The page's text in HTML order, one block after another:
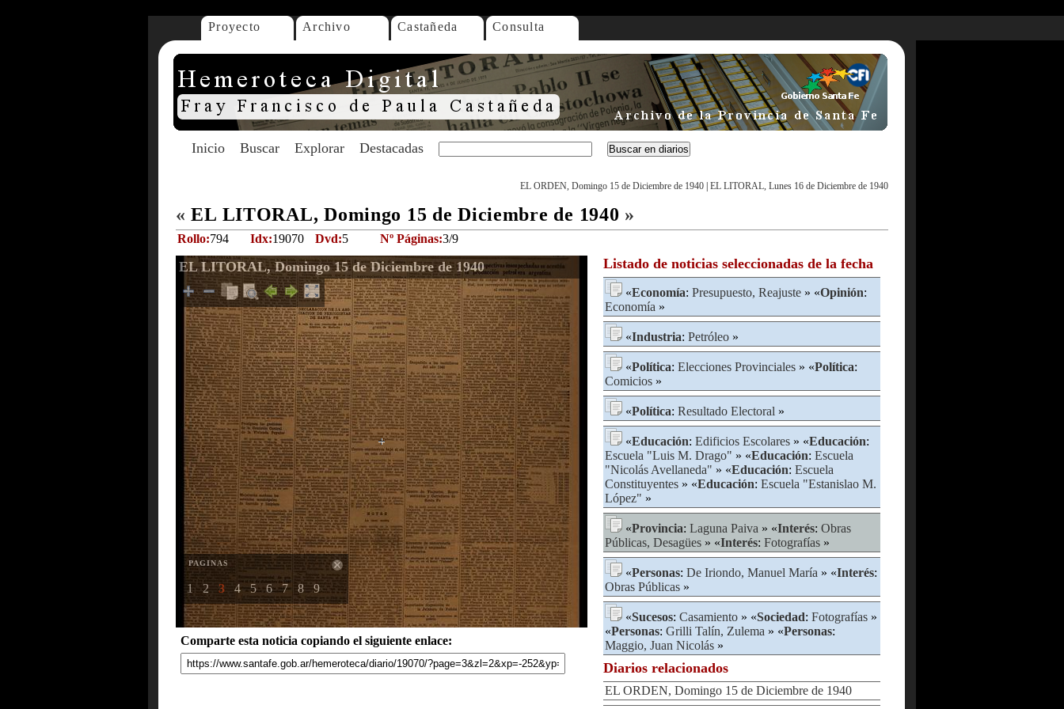
Proyecto Archivo Castañeda Consulta
Inicio Buscar Explorar Destacadas
EL ORDEN, Domingo 15 de Diciembre de 1940 EL LITORAL, Lunes 16 de Diciembre de 1940
« EL LITORAL, Domingo 15 de Diciembre de 1940 »
Rollo:794 Idx:19070 Dvd:5 Nº Páginas:3/9
EL LITORAL, Domingo 15 de Diciembre de 1940
PAGINAS
1 2 3 4 5 6 7 8 9
Comparte esta noticia copiando el siguiente enlace:
Listado de noticias seleccionadas de la fecha
«Economía: Presupuesto, Reajuste » «Opinión:
Economía »
«Industria: Petróleo »
«Política: Elecciones Provinciales » «Política:
Comicios »
«Política: Resultado Electoral »
«Educación: Edificios Escolares » «Educación:
Escuela "Luis M. Drago" » «Educación: Escuela
"Nicolás Avellaneda" » «Educación: Escuela
Constituyentes » «Educación: Escuela "Estanislao M.
López" »
«Provincia: Laguna Paiva » «Interés: Obras
Públicas, Desagües » «Interés: Fotografías »
«Personas: De Iriondo, Manuel María » «Interés:
Obras Públicas »
«Sucesos: Casamiento » «Sociedad: Fotografías »
«Personas: Grilli Talín, Zulema » «Personas:
Maggio, Juan Nicolás »
Diarios relacionados
EL ORDEN, Domingo 15 de Diciembre de 1940